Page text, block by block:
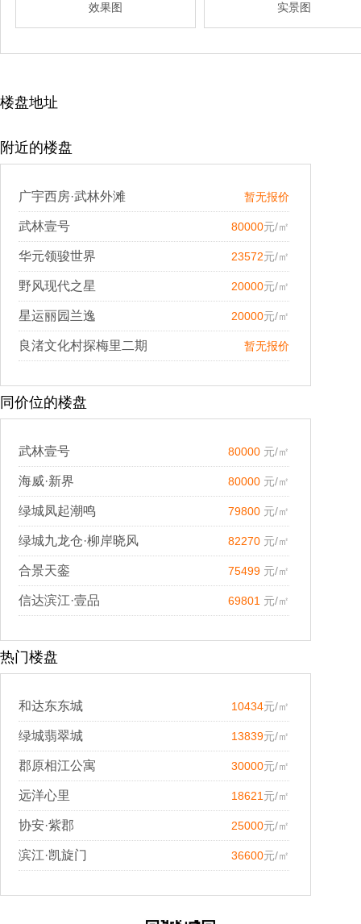
效果图 实景图
楼盘地址
附近的楼盘
广宇西房·武林外滩 暂无报价
武林壹号 80000元/㎡
华元领骏世界 23572元/㎡
野风现代之星 20000元/㎡
星运丽园兰逸 20000元/㎡
良渚文化村探梅里二期 暂无报价
同价位的楼盘
武林壹号 80000 元/㎡
海威·新界 80000 元/㎡
绿城凤起潮鸣 79800 元/㎡
绿城九龙仓·柳岸晓风 82270 元/㎡
合景天銮 75499 元/㎡
信达滨江·壹品 69801 元/㎡
热门楼盘
和达东东城 10434元/㎡
绿城翡翠城 13839元/㎡
郡原相江公寓 30000元/㎡
远洋心里 18621 元/㎡
协安·紫郡 25000元/㎡
滨江·凯旋门 36600元/㎡